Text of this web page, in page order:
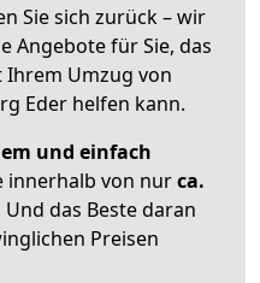
Sie sich zurück – wir
Angebote für Sie, das
Ihrem Umzug von
Eder helfen kann.
und einfach
innerhalb von nurca.
das Beste daran
Preisen